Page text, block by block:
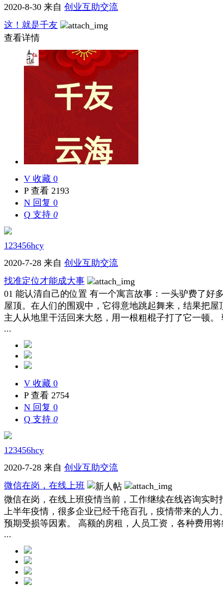
2020-8-30 来自 创业互助交流
这！就是千友
查看详情
V 收藏 0
P查看 2193
N 回复 0
Q 支持 0
123456hcy
2020-7-28 来自 创业互助交流
找准定位才能成大事
01 能认清自己的位置 有一个寓言故事：一头驴费了好
屋顶。在人们的围观中，它得意地跳起舞来，结果把屋
主人从地里干活回来大怒，用一根粗棍子打了它一顿。
...
V 收藏 0
P查看 2754
N 回复 0
Q 支持 0
123456hcy
2020-7-28 来自 创业互助交流
微信在岗，在线上班
微信在岗，在线上班疫情当前，工作继续在线咨询实时
上半年疫情，很多企业已经千疮百孔，疫情带来的人
预期受损等因素。 高额的房租，人员工资，各种费用
...